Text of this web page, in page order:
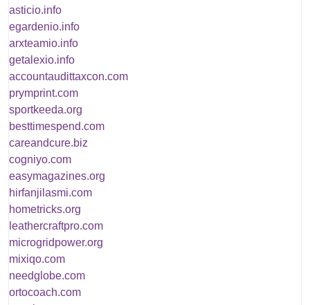
asticio.info
egardenio.info
arxteamio.info
getalexio.info
accountaudittaxcon.com
prymprint.com
sportkeeda.org
besttimespend.com
careandcure.biz
cogniyo.com
easymagazines.org
hirfanjilasmi.com
hometricks.org
leathercraftpro.com
microgridpower.org
mixiqo.com
needglobe.com
ortocoach.com